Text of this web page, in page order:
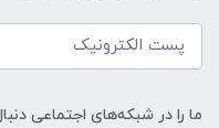
ما را در شبکه‌های اجتماعی